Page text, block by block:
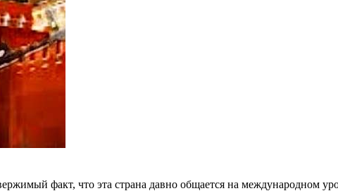
факт, что эта страна давно общается на международном